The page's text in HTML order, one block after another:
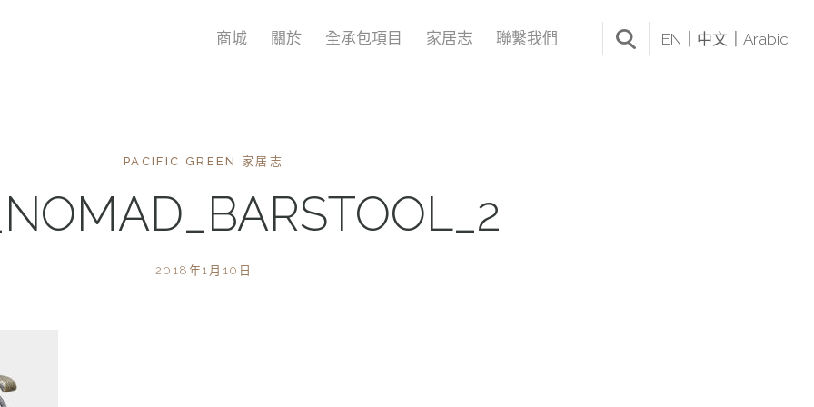
商城 關於 全承包項目 家居志 聯繫我們 EN 中文 Arabic
PACIFIC GREEN 家居志
2018年1月10日